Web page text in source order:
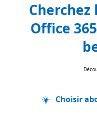
Cherchez
Office
Choisir